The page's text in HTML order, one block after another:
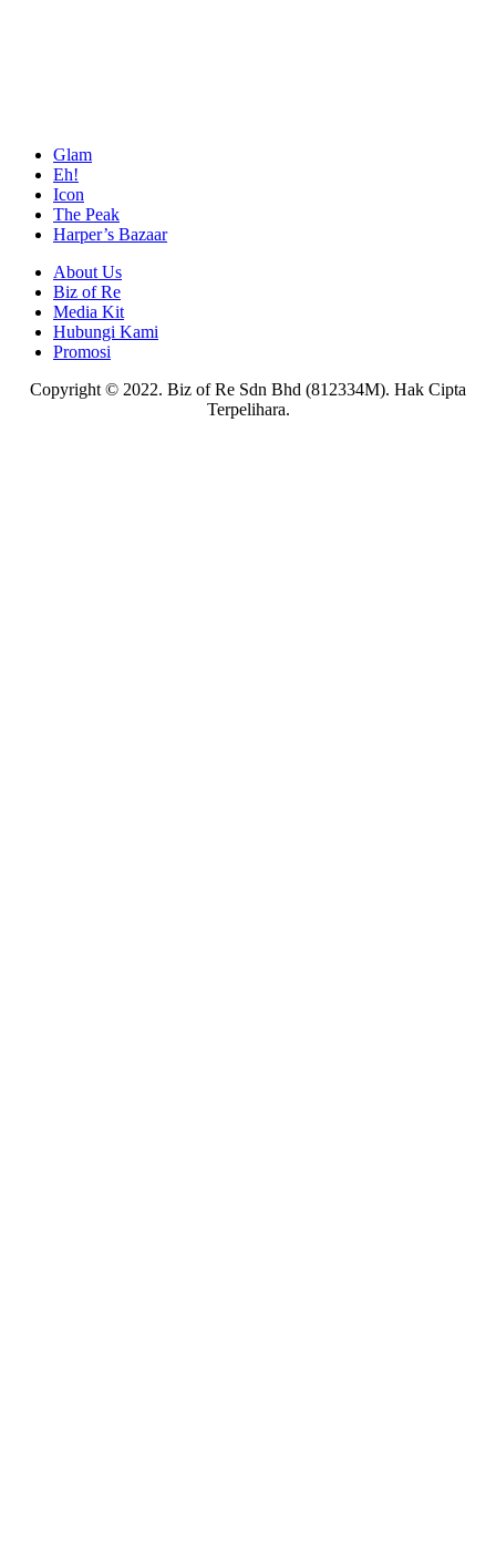
Glam
Eh!
Icon
The Peak
Harper’s Bazaar
About Us
Biz of Re
Media Kit
Hubungi Kami
Promosi
Copyright © 2022. Biz of Re Sdn Bhd (812334M). Hak Cipta
Terpelihara.